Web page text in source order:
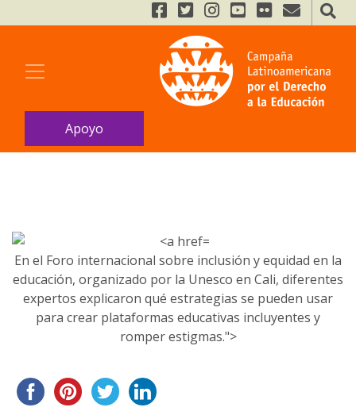
Apoyo
En el Foro internacional sobre inclusión y equidad en la
educación, organizado por la Unesco en Cali, diferentes
expertos explicaron qué estrategias se pueden usar
para crear plataformas educativas incluyentes y
romper estigmas.">